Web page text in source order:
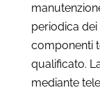
periodica
componenti
qualificato.
mediante